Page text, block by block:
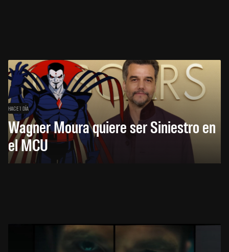
HACE 1 DÍA
Wagner Moura quiere ser Siniestro en
el MCU